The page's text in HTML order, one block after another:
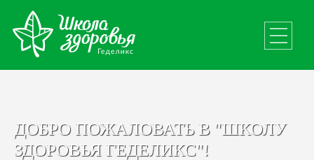
ДОБРО ПОЖАЛОВАТЬ В "ШКОЛУ
ЗДОРОВЬЯ ГЕДЕЛИКС"!